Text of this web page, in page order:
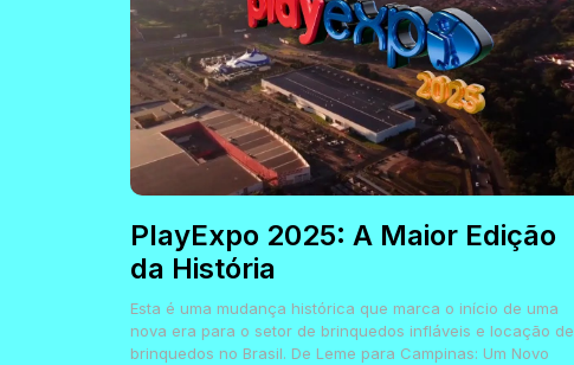
PlayExpo 2025: A Maior Edição
da História
Esta é uma mudança histórica que marca o início de uma
nova era para o setor de brinquedos infláveis e locação de
brinquedos no Brasil. De Leme para Campinas: Um Novo